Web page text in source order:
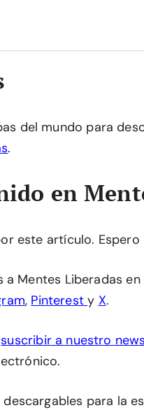
del mundo para
.
en
este artículo.
a Mentes Liberadas
, Pinteresty X.
suscribir a nuestro
para la